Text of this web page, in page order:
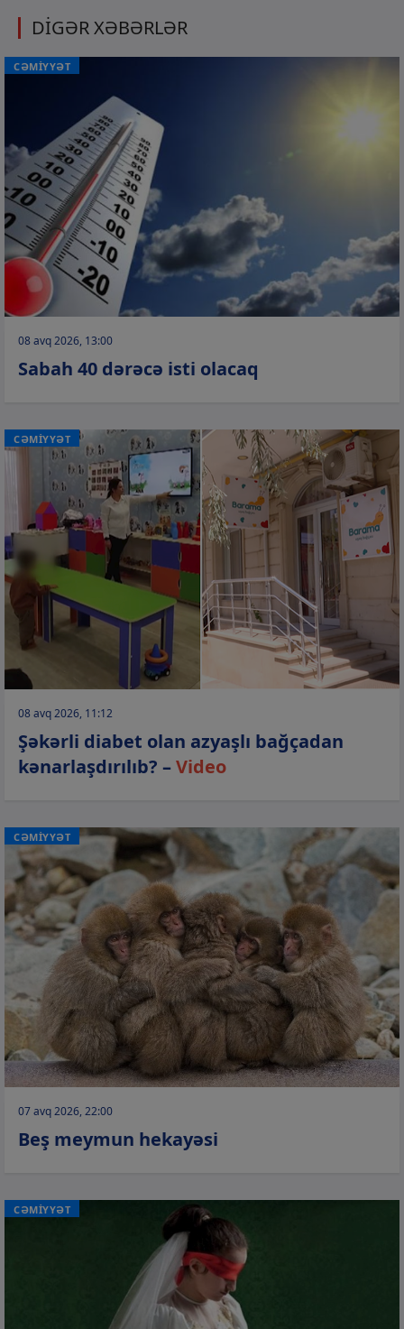
DİGƏR XƏBƏRLƏR
CƏMİYYƏT
08 avq 2026, 13:00
Sabah 40 dərəcə isti olacaq
CƏMİYYƏT
08 avq 2026, 11:12
Şəkərli diabet olan azyaşlı bağçadan
kənarlaşdırılıb? –Video
CƏMİYYƏT
07 avq 2026, 22:00
Beş meymun hekayəsi
CƏMİYYƏT